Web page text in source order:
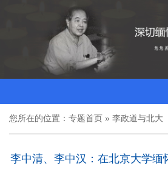
您所在的位置： 专题首页 » 李政道与北大
李中清、李中汉：在北京大学缅